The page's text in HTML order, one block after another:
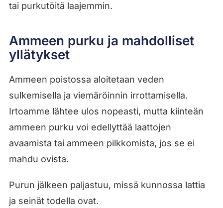
tai purkutöitä laajemmin.
Ammeen purku ja mahdolliset
yllätykset
Ammeen poistossa aloitetaan veden
sulkemisella ja viemäröinnin irrottamisella.
Irtoamme lähtee ulos nopeasti, mutta kiinteän
ammeen purku voi edellyttää laattojen
avaamista tai ammeen pilkkomista, jos se ei
mahdu ovista.
Purun jälkeen paljastuu, missä kunnossa lattia
ja seinät todella ovat.